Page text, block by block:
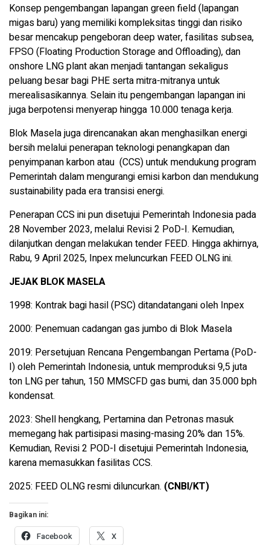
Konsep pengembangan lapangan green field (lapangan
migas baru) yang memiliki kompleksitas tinggi dan risiko
besar mencakup pengeboran deep water, fasilitas subsea,
FPSO (Floating Production Storage and Offloading), dan
onshore LNG plant akan menjadi tantangan sekaligus
peluang besar bagi PHE serta mitra-mitranya untuk
merealisasikannya. Selain itu pengembangan lapangan ini
juga berpotensi menyerap hingga 10.000 tenaga kerja.
Blok Masela juga direncanakan akan menghasilkan energi
bersih melalui penerapan teknologi penangkapan dan
penyimpanan karbon atau (CCS) untuk mendukung program
Pemerintah dalam mengurangi emisi karbon dan mendukung
sustainability pada era transisi energi.
Penerapan CCS ini pun disetujui Pemerintah Indonesia pada
28 November 2023, melalui Revisi 2 PoD-I. Kemudian,
dilanjutkan dengan melakukan tender FEED. Hingga akhirnya,
Rabu, 9 April 2025, Inpex meluncurkan FEED OLNG ini.
JEJAK BLOK MASELA
1998: Kontrak bagi hasil (PSC) ditandatangani oleh Inpex
2000: Penemuan cadangan gas jumbo di Blok Masela
2019: Persetujuan Rencana Pengembangan Pertama (PoD-
I) oleh Pemerintah Indonesia, untuk memproduksi 9,5 juta
ton LNG per tahun, 150 MMSCFD gas bumi, dan 35.000 bph
kondensat.
2023: Shell hengkang, Pertamina dan Petronas masuk
memegang hak partisipasi masing-masing 20% dan 15%.
Kemudian, Revisi 2 POD-I disetujui Pemerintah Indonesia,
karena memasukkan fasilitas CCS.
2025: FEED OLNG resmi diluncurkan. (CNBI/KT)
Bagikan ini:
Facebook X